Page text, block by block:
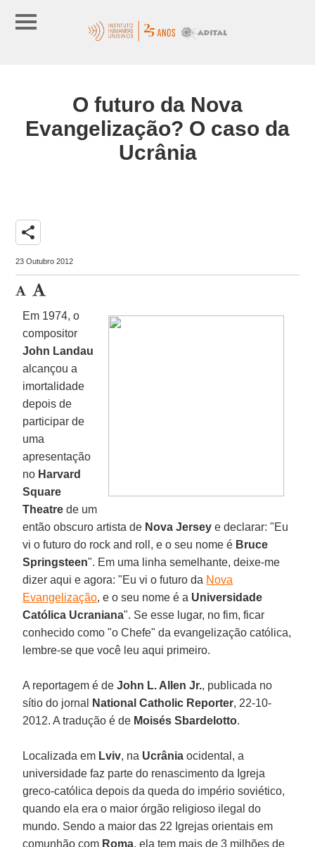
O futuro da Nova
Evangelização? O caso da
Ucrânia
share
23 Outubro 2012
Em 1974, o
compositor
John Landau
alcançou a
imortalidade
depois de
participar de
uma
apresentação
no Harvard
Square
Theatrede um
então obscuro artista de Nova Jerseye declarar: "Eu
vi o futuro do rock and roll, e o seu nome é Bruce
Springsteen". Em uma linha semelhante, deixe-me
dizer aqui e agora: "Eu vi o futuro da Nova
Evangelização, e o seu nome é a Universidade
Católica Ucraniana". Se esse lugar, no fim, ficar
conhecido como "o Chefe" da evangelização católica,
lembre-se que você leu aqui primeiro.
A reportagem é deJohn L. Allen Jr., publicada no
sítio do jornal
National Catholic Reporter, 22-10-
2012. A tradução é de Moisés Sbardelotto.
Localizada em Lviv, na Ucrâniaocidental, a
universidade faz parte do renascimento da Igreja
greco-católica depois da queda do império soviético,
quando ela era o maior órgão religioso ilegal do
mundo. Sendo a maior das 22 Igrejas orientais em
comunhão com Roma, ela tem mais de 3 milhões de